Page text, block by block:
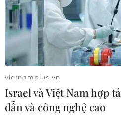
Iran dọa trả
vietnamplus.vn
Israel và Việt Nam hợp
dẫn và công nghệ cao